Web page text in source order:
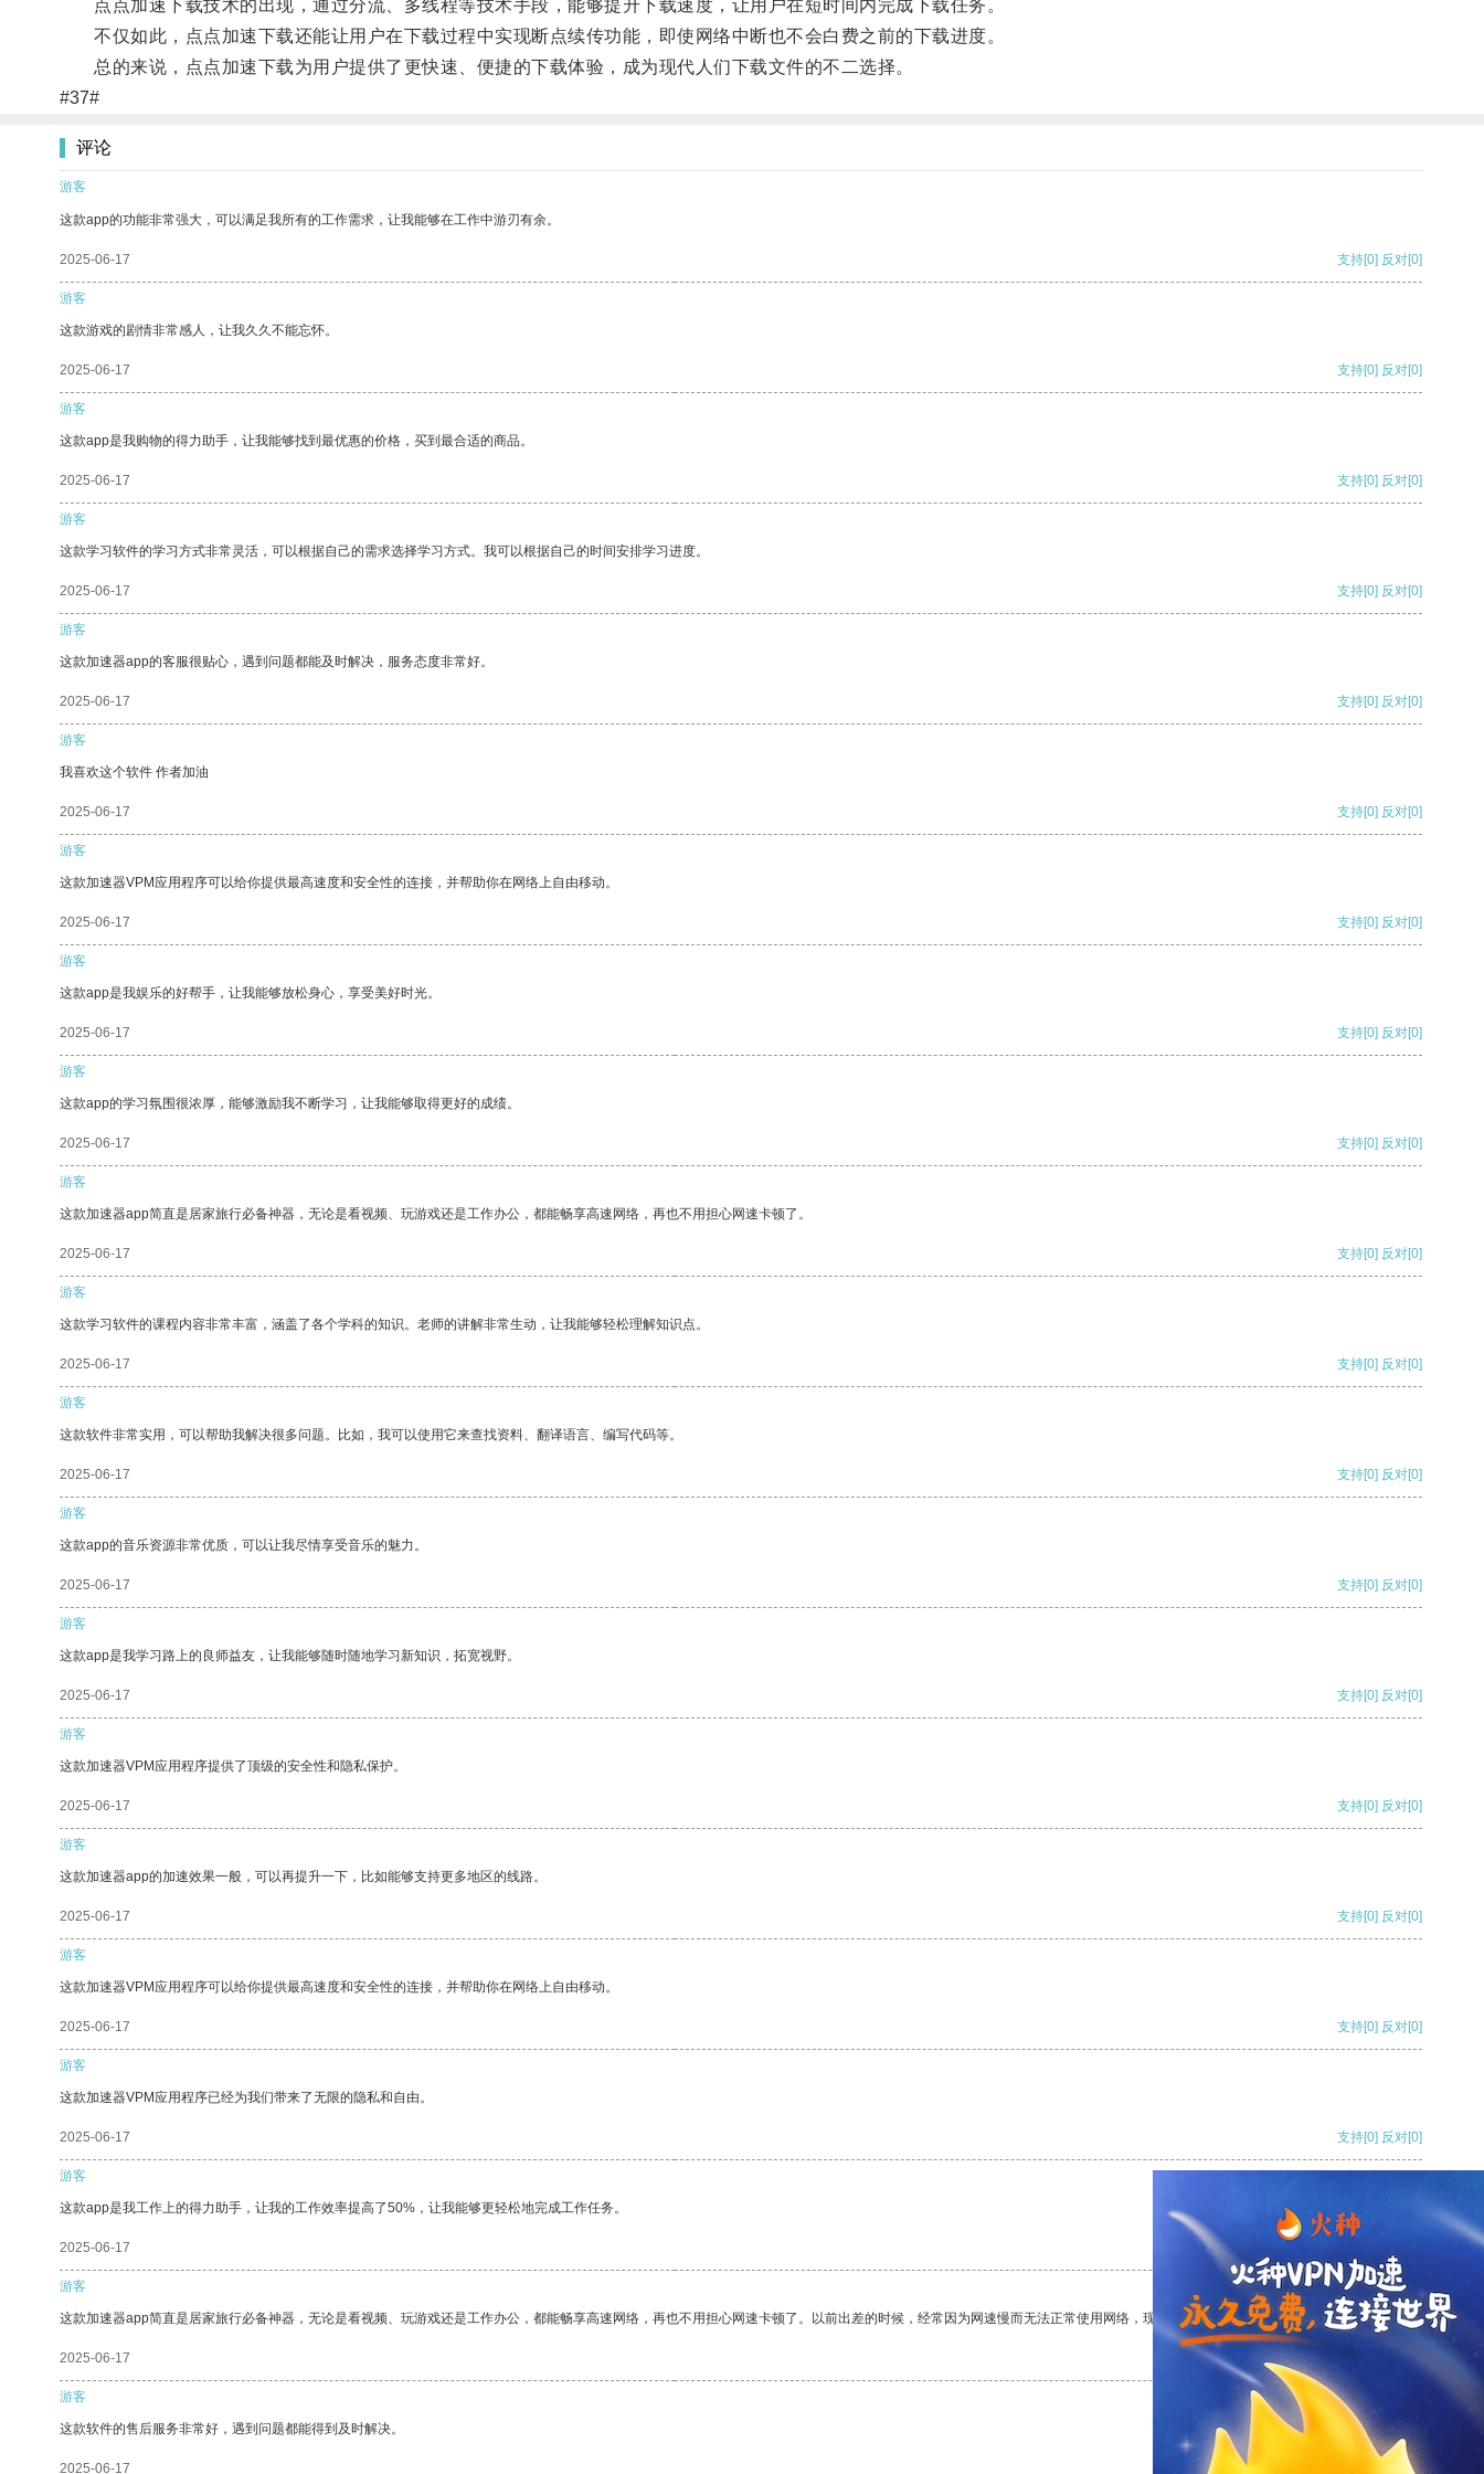
点点加速下载技术的出现，通过分流、多线程等技术手段，能够提升下载速度，让用户在短时间内完成下载任务。
不仅如此，点点加速下载还能让用户在下载过程中实现断点续传功能，即使网络中断也不会白费之前的下载进度。
总的来说，点点加速下载为用户提供了更快速、便捷的下载体验，成为现代人们下载文件的不二选择。
#37#
评论
游客
这款app的功能非常强大，可以满足我所有的工作需求，让我能够在工作中游刃有余。
2025-06-17 支持[0] 反对[0]
游客
这款游戏的剧情非常感人，让我久久不能忘怀。
2025-06-17 支持[0] 反对[0]
游客
这款app是我购物的得力助手，让我能够找到最优惠的价格，买到最合适的商品。
2025-06-17 支持[0] 反对[0]
游客
这款学习软件的学习方式非常灵活，可以根据自己的需求选择学习方式。我可以根据自己的时间安排学习进度。
2025-06-17 支持[0] 反对[0]
游客
这款加速器app的客服很贴心，遇到问题都能及时解决，服务态度非常好。
2025-06-17 支持[0] 反对[0]
游客
我喜欢这个软件 作者加油
2025-06-17 支持[0] 反对[0]
游客
这款加速器VPM应用程序可以给你提供最高速度和安全性的连接，并帮助你在网络上自由移动。
2025-06-17 支持[0] 反对[0]
游客
这款app是我娱乐的好帮手，让我能够放松身心，享受美好时光。
2025-06-17 支持[0] 反对[0]
游客
这款app的学习氛围很浓厚，能够激励我不断学习，让我能够取得更好的成绩。
2025-06-17 支持[0] 反对[0]
游客
这款加速器app简直是居家旅行必备神器，无论是看视频、玩游戏还是工作办公，都能畅享高速网络，再也不用担心网速卡顿了。
2025-06-17 支持[0] 反对[0]
游客
这款学习软件的课程内容非常丰富，涵盖了各个学科的知识。老师的讲解非常生动，让我能够轻松理解知识点。
2025-06-17 支持[0] 反对[0]
游客
这款软件非常实用，可以帮助我解决很多问题。比如，我可以使用它来查找资料、翻译语言、编写代码等。
2025-06-17 支持[0] 反对[0]
游客
这款app的音乐资源非常优质，可以让我尽情享受音乐的魅力。
2025-06-17 支持[0] 反对[0]
游客
这款app是我学习路上的良师益友，让我能够随时随地学习新知识，拓宽视野。
2025-06-17 支持[0] 反对[0]
游客
这款加速器VPM应用程序提供了顶级的安全性和隐私保护。
2025-06-17 支持[0] 反对[0]
游客
这款加速器app的加速效果一般，可以再提升一下，比如能够支持更多地区的线路。
2025-06-17 支持[0] 反对[0]
游客
这款加速器VPM应用程序可以给你提供最高速度和安全性的连接，并帮助你在网络上自由移动。
2025-06-17 支持[0] 反对[0]
游客
这款加速器VPM应用程序已经为我们带来了无限的隐私和自由。
2025-06-17 支持[0] 反对[0]
游客
这款app是我工作上的得力助手，让我的工作效率提高了50%，让我能够更轻松地完成工作任务。
2025-06-17
游客
这款加速器app简直是居家旅行必备神器，无论是看视频、玩游戏还是工作办公，都能畅享高速网络，再也不用担心网速卡顿了。以前出差的时候，经常因为网速慢而无法正常使用网络，现在有了这个app，我再也不用担心了。
2025-06-17 反对
游客
这款软件的售后服务非常好，遇到问题都能得到及时解决。
2025-06-17 反对[0]